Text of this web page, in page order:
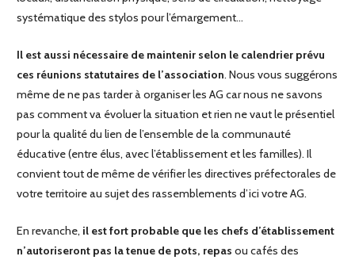
systématique des stylos pour l’émargement…
Il est aussi nécessaire de maintenir selon le calendrier prévu
ces réunions statutaires de l’association. Nous vous suggérons
même de ne pas tarder à organiser les AG car nous ne savons
pas comment va évoluer la situation et rien ne vaut le présentiel
pour la qualité du lien de l’ensemble de la communauté
éducative (entre élus, avec l’établissement et les familles). Il
convient tout de même de vérifier les directives préfectorales de
votre territoire au sujet des rassemblements d’ici votre AG.
En revanche, il est fort probable que les chefs d’établissement
n’autoriseront pas la tenue de pots, repas ou cafés des